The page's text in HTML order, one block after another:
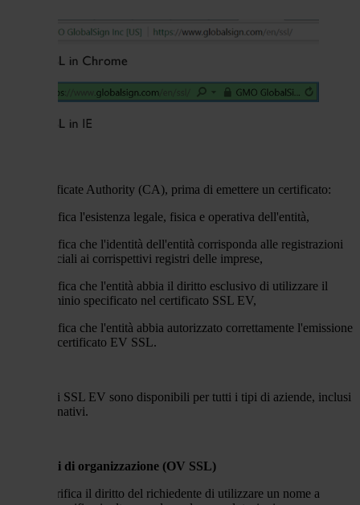
Certificate Authority (CA), prima di emettere un certificato:
verifica l'esistenza legale, fisica e operativa dell'entità,
verifica che l'identità dell'entità corrisponda alle registrazioni
ufficiali ai corrispettivi registri delle imprese,
verifica che l'entità abbia il diritto esclusivo di utilizzare il
dominio specificato nel certificato SSL EV,
verifica che l'entità abbia autorizzato correttamente l'emissione
del certificato EV SSL.
I certificati SSL EV sono disponibili per tutti i tipi di aziende, inclusi
enti governativi.
Certificati di organizzazione (OV SSL)
La CA verifica il diritto del richiedente di utilizzare un nome a